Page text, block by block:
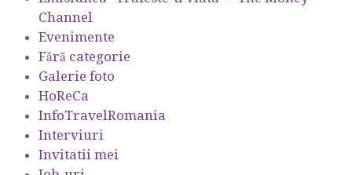
Channel
Evenimente
Fără categorie
Galerie foto
HoReCa
InfoTravelRomania
Interviuri
Invitatii mei